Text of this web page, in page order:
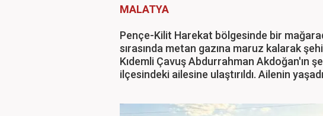
MALATYA
Pençe-Kilit Harekat bölgesinde bir
sırasında metan gazına maruz kalarak
Kıdemli Çavuş Abdurrahman Akdoğan'ın
ilçesindeki ailesine ulaştırıldı. Ailenin